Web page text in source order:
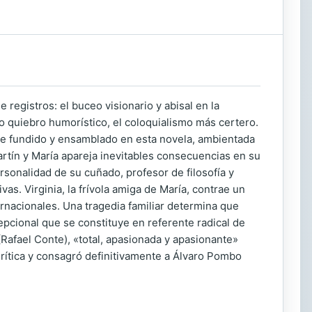
registros: el buceo visionario y abisal en la
quiebro humorístico, el coloquialismo más certero.
y ensamblado en esta novela, ambientada
y María apareja inevitables consecuencias en su
de su cuñado, profesor de filosofía y
Virginia, la frívola amiga de María, contrae un
Una tragedia familiar determina que
que se constituye en referente radical de
Conte), «total, apasionada y apasionante»
y consagró definitivamente a Álvaro Pombo